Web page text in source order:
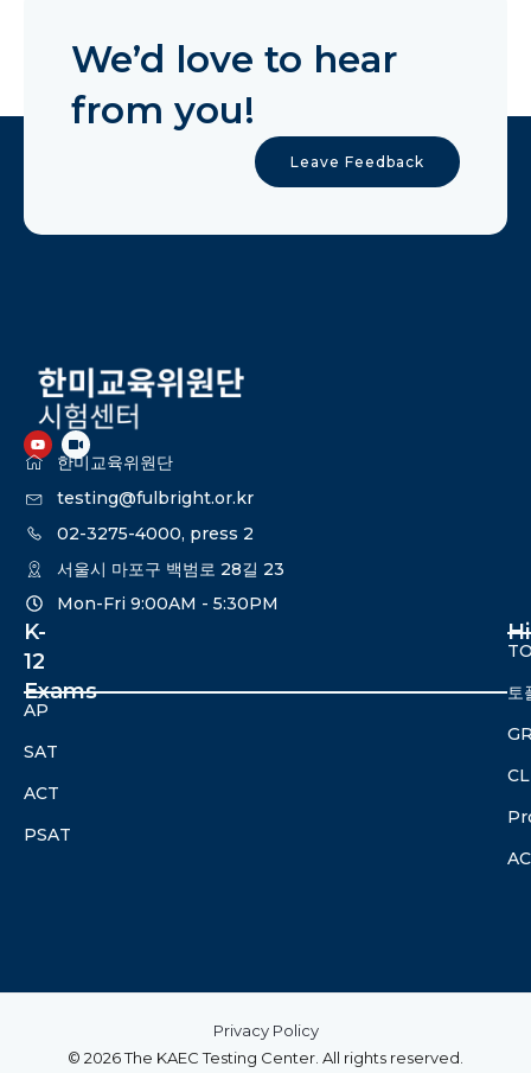
We’d love to hear
from you!
Leave Feedback
한미교육위원단
testing@fulbright.or.kr
02-3275-4000, press 2
서울시 마포구 백범로 28길 23
Mon-Fri 9:00AM - 5:30PM​
K-
12
Exams
AP
SAT
ACT
PSAT
토
Privacy Policy
© 2026 The KAEC Testing Center. All rights reserved.